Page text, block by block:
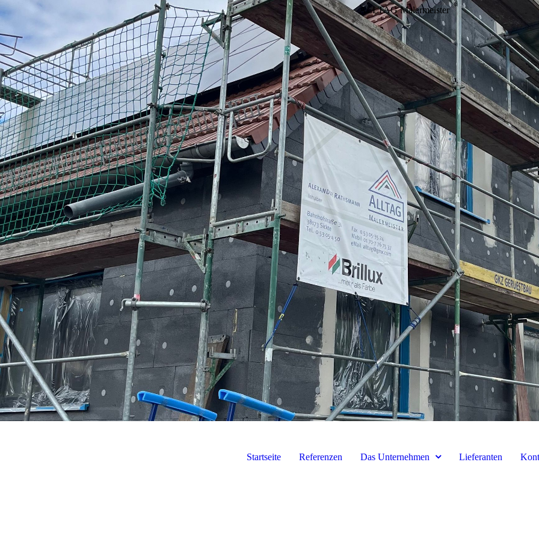
ALLTAG Malermeister
Startseite Referenzen Das Unternehmen Lieferanten